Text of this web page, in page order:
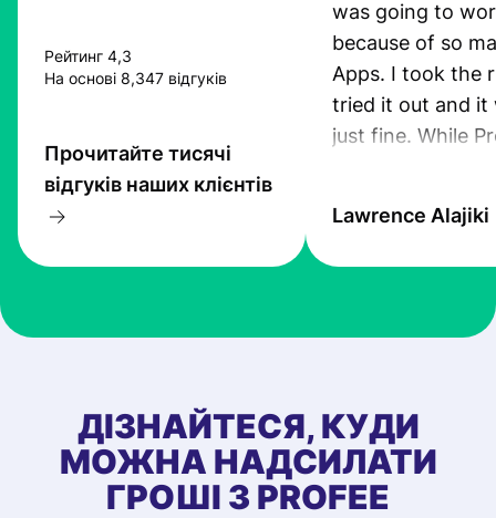
Рейтинг 4,3
На основі 8,347 відгуків
Прочитайте тисячі
відгуків наших клієнтів
was going to
because of so
Apps. I took the
tried it out and it
just fine. While
transfer. Also,
this standard. I
Lawrence Alajiki
ДІЗНАЙТЕСЯ, КУДИ
МОЖНА НАДСИЛАТИ
ГРОШІ З PROFEE